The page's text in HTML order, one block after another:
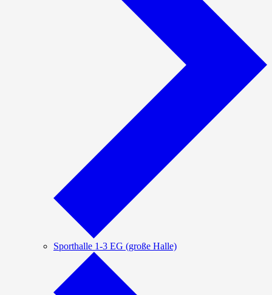
Sporthalle 1-3 EG (große Halle)